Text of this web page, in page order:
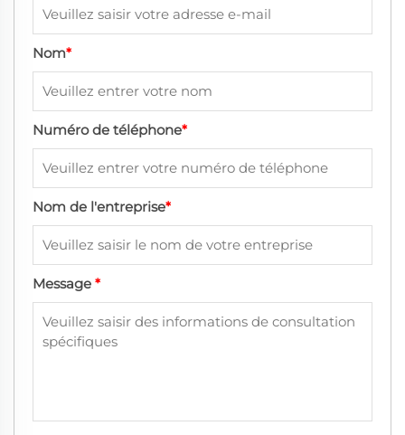
Nom*
Numéro de téléphone*
Nom de l'entreprise*
Message *